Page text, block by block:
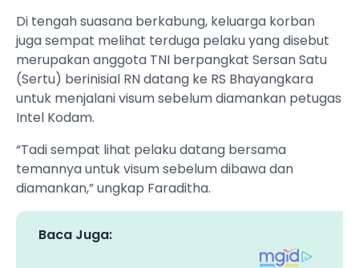
Di tengah suasana berkabung, keluarga korban
juga sempat melihat terduga pelaku yang disebut
merupakan anggota TNI berpangkat Sersan Satu
(Sertu) berinisial RN datang ke RS Bhayangkara
untuk menjalani visum sebelum diamankan petugas
Intel Kodam.
“Tadi sempat lihat pelaku datang bersama
temannya untuk visum sebelum dibawa dan
diamankan,” ungkap Faraditha.
Baca Juga: